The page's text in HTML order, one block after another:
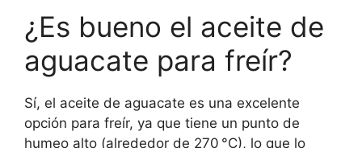
¿Es bueno el aceite de
aguacate para freír?
Sí, el aceite de aguacate es una excelente
opción para freír, ya que tiene un punto de
humeo alto (alrededor de 270 °C), lo que lo